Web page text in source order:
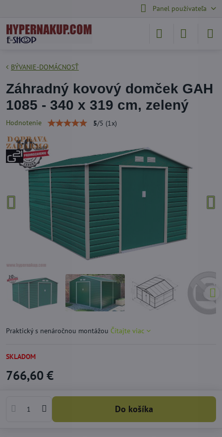
Panel používateľa
BÝVANIE-DOMÁCNOSŤ
Záhradný kovový domček GAH
1085 - 340 x 319 cm, zelený
Hodnotenie 5/5 (1 x)
Praktický s nenáročnou montážou Čítajte viac
SKLADOM
766,60 €
Do košíka